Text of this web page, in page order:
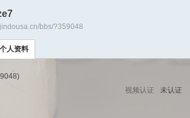
bbs/?359048
个人资料
视频认证 未认证